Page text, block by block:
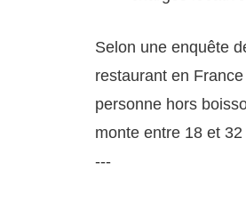
Selon une enquête
restaurant en
personne hors
monte entre 18 et
---